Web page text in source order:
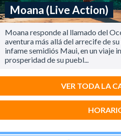
Moana (Live Action)
Moana responde al llamado del
aventura más allá del arrecife de
infame semidiós Maui, en un viaje
prosperidad de su puebl...
VER TODA LA